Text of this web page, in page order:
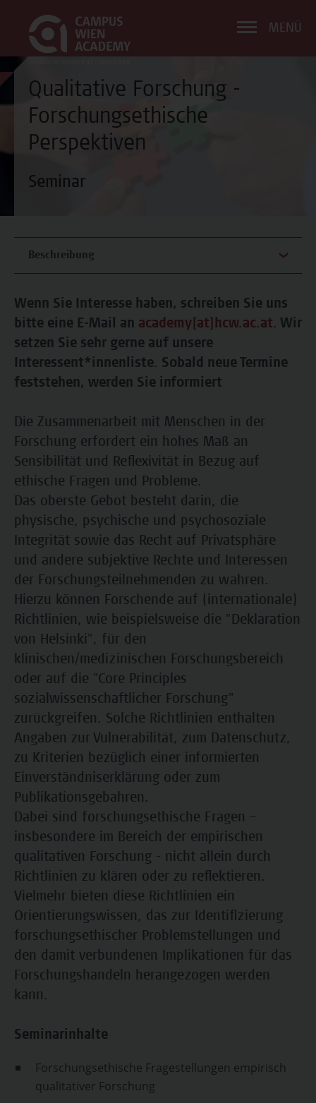
MENÜ
Qualitative Forschung -
Forschungsethische
Perspektiven
Seminar
Beschreibung
Wenn Sie Interesse haben, schreiben Sie uns
bitte eine E-Mail an academy[at]hcw.ac.at. Wir
setzen Sie sehr gerne auf unsere
Interessent*innenliste. Sobald neue Termine
feststehen, werden Sie informiert
Die Zusammenarbeit mit Menschen in der
Forschung erfordert ein hohes Maß an
Sensibilität und Reflexivität in Bezug auf
ethische Fragen und Probleme.
Das oberste Gebot besteht darin, die
physische, psychische und psychosoziale
Integrität sowie das Recht auf Privatsphäre
und andere subjektive Rechte und Interessen
der Forschungsteilnehmenden zu wahren.
Hierzu können Forschende auf (internationale)
Richtlinien, wie beispielsweise die "Deklaration
von Helsinki", für den
klinischen/medizinischen Forschungsbereich
oder auf die "Core Principles
sozialwissenschaftlicher Forschung"
zurückgreifen. Solche Richtlinien enthalten
Angaben zur Vulnerabilität, zum Datenschutz,
zu Kriterien bezüglich einer informierten
Einverständniserklärung oder zum
Publikationsgebahren.
Dabei sind forschungsethische Fragen –
insbesondere im Bereich der empirischen
qualitativen Forschung - nicht allein durch
Richtlinien zu klären oder zu reflektieren.
Vielmehr bieten diese Richtlinien ein
Orientierungswissen, das zur Identifizierung
forschungsethischer Problemstellungen und
den damit verbundenen Implikationen für das
Forschungshandeln herangezogen werden
kann.
Seminarinhalte
Forschungsethische Fragestellungen empirisch
qualitativer Forschung